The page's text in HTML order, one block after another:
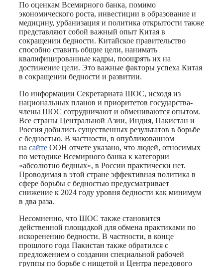
По оценкам Всемирного банка, помимо
экономического роста, инвестиции в образование и
медицину, урбанизация и политика открытости также
представляют собой важный опыт Китая в
сокращении бедности. Китайское правительство
способно ставить общие цели, нанимать
квалифицированные кадры, поощрять их на
достижение цели. Это важные факторы успеха Китая
в сокращении бедности и развитии.
По информации Секретариата ШОС, исходя из
национальных планов и приоритетов государства-
члены ШОС сотрудничают и обмениваются опытом.
Все страны Центральной Азии, Индия, Пакистан и
Россия добились существенных результатов в борьбе
с бедностью. В частности, в опубликованном
на сайте ООН отчете указано, что людей, относимых
по методике Всемирного банка к категории
«абсолютно бедных», в России практически нет.
Проводимая в этой стране эффективная политика в
сфере борьбы с бедностью предусматривает
снижение к 2024 году уровня бедности как минимум
в два раза.
Несомненно, что ШОС также становится
действенной площадкой для обмена практиками по
искоренению бедности. В частности, в конце
прошлого года Пакистан также обратился с
предложением о создании специальной рабочей
группы по борьбе с нищетой и Центра передового